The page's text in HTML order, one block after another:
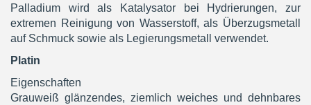
Palladium wird als Katalysator bei Hydrierungen, zur
extremen Reinigung von Wasserstoff, als Überzugsmetall
auf Schmuck sowie als Legierungsmetall verwendet.
Platin
Eigenschaften
Grauweiß glänzendes, ziemlich weiches und dehnbares